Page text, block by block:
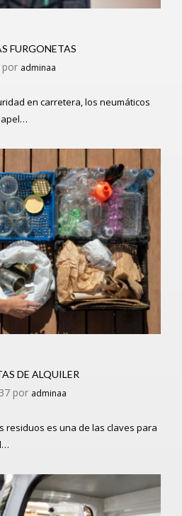
FURGONETAS
por adminaa
en carretera, los neumáticos
DE ALQUILER
por adminaa
residuos es una de las claves para